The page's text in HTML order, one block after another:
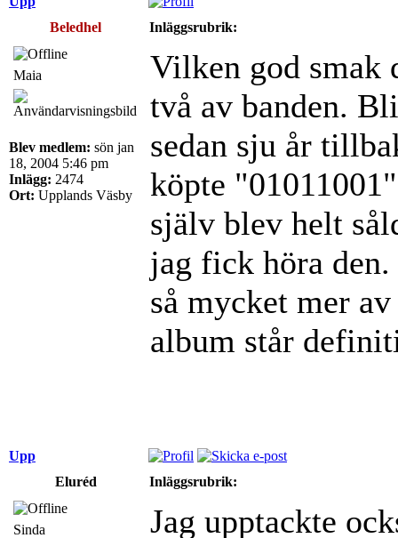
Beledhel
Inläggsrubrik:
Maia
Blev medlem: sön jan
18, 2004 5:46 pm
Inlägg: 2474
Ort: Upplands Väsby
Vilken god smak
två av banden.
sedan sju år
köpte
själv blev helt
jag fick höra den.
så mycket mer
album står
Upp
Eluréd
Inläggsrubrik:
Sinda Jag upptackte